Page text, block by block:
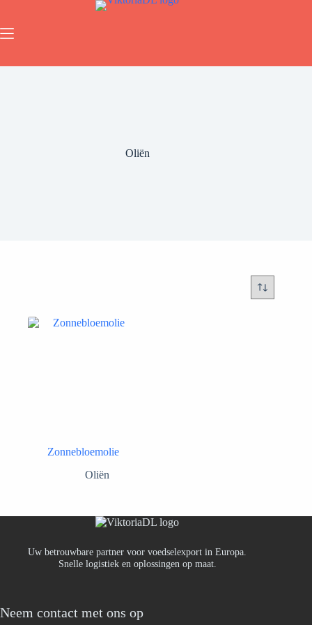
Oliën
Zonnebloemolie
Oliën
Uw betrouwbare partner voor voedselexport in Europa.
Snelle logistiek en oplossingen op maat.
Neem contact met ons op